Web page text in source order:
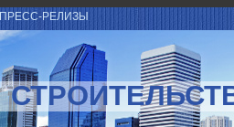
ПРЕСС-РЕЛИЗЫ